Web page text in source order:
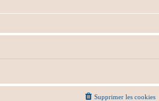
Supprimer les cookies